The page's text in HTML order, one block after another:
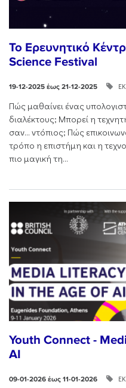
Το Ερευνητικό
Science Festival
19-12-2025 έως 21-12-2025
Πώς μαθαίνει ένας
διαλέκτους; Μπορεί η
σαν… ντόπιος; Πώς
τρόπο η επιστήμη και η
πιο μαγική τη...
Youth Connect -
AI
09-01-2026 έως 11-01-2026